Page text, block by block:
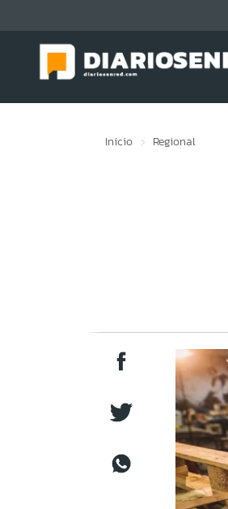
Inicio Regional